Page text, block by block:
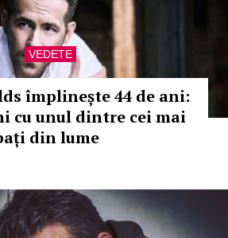
VEDETE
împlinește 44 de ani:
cu unul dintre cei mai
din lume